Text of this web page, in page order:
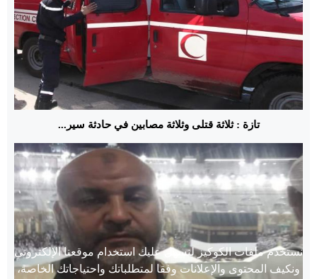
تازة : ثلاثة قتلى وثلاثة مصابين في حادثة سير...
نستخدم ملفات الكوكيز لنسهل عليك استخدام موقعنا الإلكتروني
ونكيف المحتوى والإعلانات وفقا لمتطلباتك واحتياجاتك الخاصة،